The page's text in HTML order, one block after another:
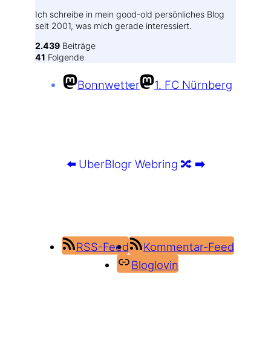
Ich schreibe in mein good-old persönliches Blog
seit 2001, was mich gerade interessiert.
2.439 Beiträge
41 Folgende
Bonnwetter 1. FC Nürnberg
⬅️ UberBlogr Webring 🔀 ➡️
RSS-Feed
Kommentar-Feed
Bloglovin